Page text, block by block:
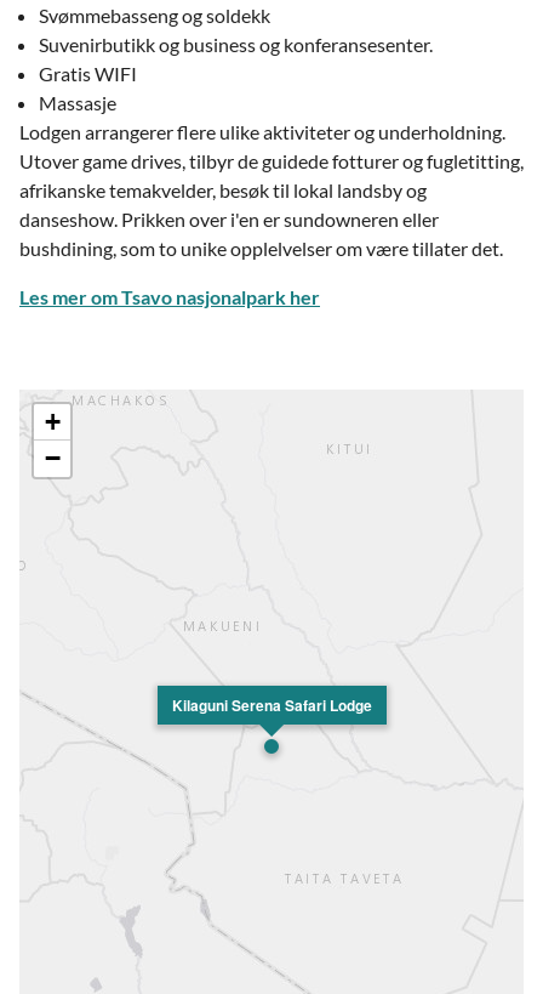
Svømmebasseng og soldekk
Suvenirbutikk og business og konferansesenter.
Gratis WIFI
Massasje
Lodgen arrangerer flere ulike aktiviteter og underholdning.
Utover game drives, tilbyr de guidede fotturer og fugletitting,
afrikanske temakvelder, besøk til lokal landsby og
danseshow. Prikken over i'en er sundowneren eller
bushdining, som to unike opplelvelser om være tillater det.
Les mer om Tsavo nasjonalpark her
Kilaguni Serena Safari Lodge
+
−